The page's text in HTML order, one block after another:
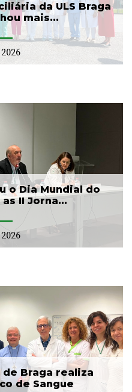
da ULS Braga
mais...
o Dia Mundial do
II Jorna...
Braga realiza
de Sangue